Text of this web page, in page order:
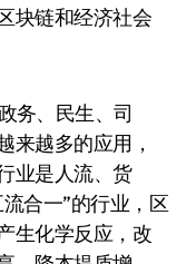
块链和经济社会
务、民生、司
来越多的应用，
业是人流、货
合一”的行业，区
生化学反应，改